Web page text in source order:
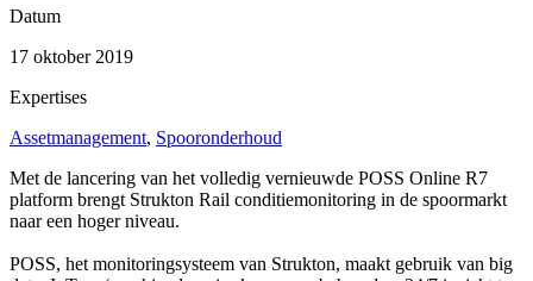
Datum
17 oktober 2019
Expertises
Assetmanagement, Spooronderhoud
Met de lancering van het volledig vernieuwde POSS Online R7
platform brengt Strukton Rail conditiemonitoring in de spoormarkt
naar een hoger niveau.
POSS, het monitoringsysteem van Strukton, maakt gebruik van big